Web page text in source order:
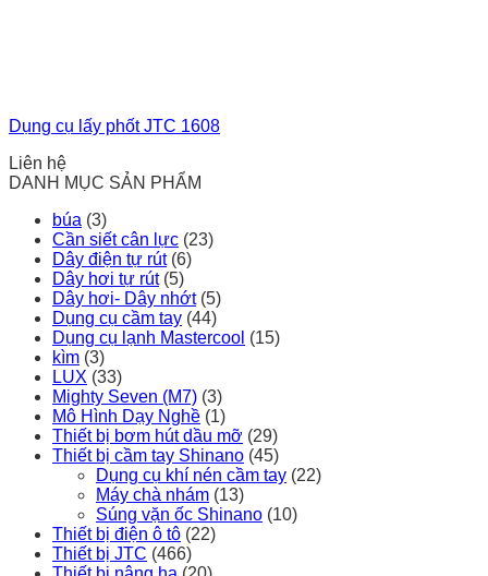
Dụng cụ lấy phốt JTC 1608
Liên hệ
DANH MỤC SẢN PHẨM
búa (3)
Cần siết cân lực (23)
Dây điện tự rút (6)
Dây hơi tự rút (5)
Dây hơi- Dây nhớt (5)
Dụng cụ cầm tay (44)
Dụng cụ lạnh Mastercool (15)
kìm (3)
LUX (33)
Mighty Seven (M7) (3)
Mô Hình Dạy Nghề (1)
Thiết bị bơm hút dầu mỡ (29)
Thiết bị cầm tay Shinano (45)
Dụng cụ khí nén cầm tay (22)
Máy chà nhám (13)
Súng vặn ốc Shinano (10)
Thiết bị điện ô tô (22)
Thiết bị JTC (466)